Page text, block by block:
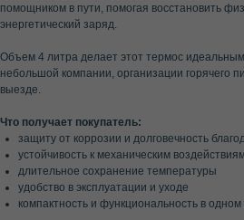
помощником в пути, помогая восстановить
энергетический заряд.
Объем 4 литра делает этот термос
небольшой компании, организации горячего
выезде.
Что получает покупатель:
защиту от коррозии и долговечность
устойчивость к механическим
длительное сохранение температуры
удобство в эксплуатации и уходе
компактность и функциональность в одном